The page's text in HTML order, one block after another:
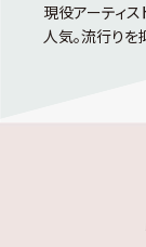
現役アーティ
人気。流行り